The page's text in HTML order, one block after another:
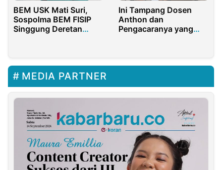
BEM USK Mati Suri,
Sospolma BEM FISIP
Singgung Deretan
Ini Tampang Dosen
Anthon dan
Pengacaranya yang
MEDIA PARTNER